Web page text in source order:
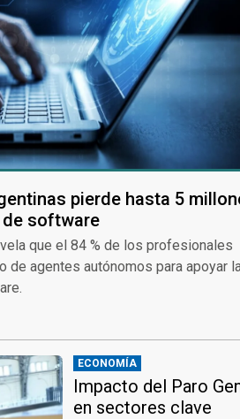
pierde hasta 5
software
que el 84 % de los profesionales
de agentes autónomos para apoyar
ECONOMÍA
Impacto del Paro
en sectores clave